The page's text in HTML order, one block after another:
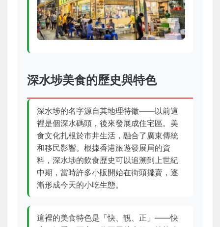
深水埗美食的歷史與特色
深水埗的名字源自其地理特徵——以前這
裡是個深水碼頭，後來發展成住宅區。美
食文化扎根於市井生活，融合了廣東傳統
和移民影響。根據香港旅遊發展局的資
料，深水埗的飲食歷史可以追溯到上世紀
中期，當時許多小販開始在街頭擺賣，逐
漸形成今天的小吃生態。
這裡的美食特色是「快、靚、正」——快